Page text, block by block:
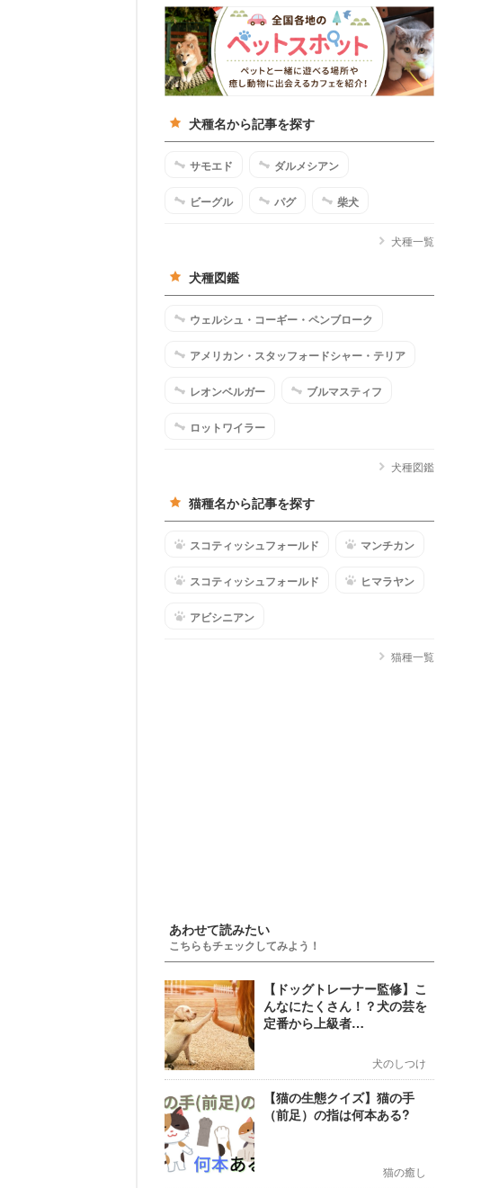
犬種名から記事を探す
サモエド ダルメシアン
ビーグル パグ 柴犬
犬種一覧
犬種図鑑
ウェルシュ・コーギー・ペンブローク
アメリカン・スタッフォードシャー・テリア
レオンベルガー ブルマスティフ
ロットワイラー
犬種図鑑
猫種名から記事を探す
スコティッシュフォールド マンチカン
スコティッシュフォールド ヒマラヤン
アビシニアン
猫種一覧
あわせて読みたい
こちらもチェックしてみよう！
【ドッグトレーナー監修】こ
んなにたくさん！？犬の芸を
定番から上級者…
犬のしつけ
【猫の生態クイズ】猫の手
（前足）の指は何本ある?
猫の癒し